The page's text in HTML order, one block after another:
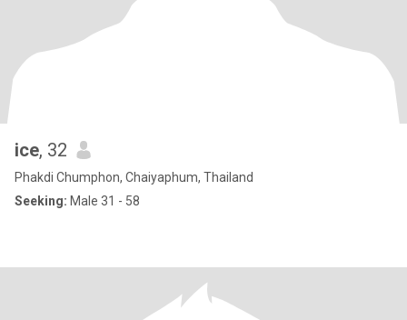
ice, 32
Phakdi Chumphon, Chaiyaphum, Thailand
Seeking: Male 31 - 58